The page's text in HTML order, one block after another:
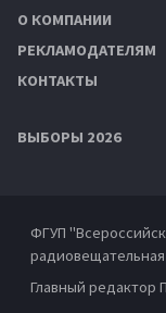
О КОМПАНИИ
РЕКЛАМОДАТЕЛЯМ
КОНТАКТЫ
ВЫБОРЫ 2026
ФГУП
Главный редактор